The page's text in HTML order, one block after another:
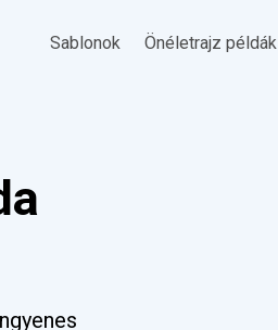
Sablonok Önéletrajz példák